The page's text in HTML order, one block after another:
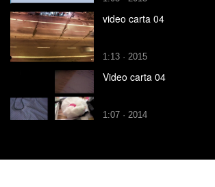
video carta 04
1:13 · 2015
Video carta 04
1:07 · 2014